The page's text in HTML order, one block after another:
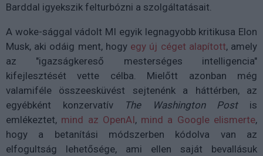
Barddal igyekszik felturbózni a szolgáltatásait.
A woke-sággal vádolt MI egyik legnagyobb kritikusa Elon
Musk, aki odáig ment, hogy egy új céget alapított, amely
az "igazságkereső mesterséges intelligencia"
kifejlesztését vette célba. Mielőtt azonban még
valamiféle összeesküvést sejtenénk a háttérben, az
egyébként konzervatív
The Washington Postis
emlékeztet, mind az OpenAI, mind a Google elismerte,
hogy a betanítási módszerben kódolva van az
elfogultság lehetősége, ami ellen saját bevallásuk